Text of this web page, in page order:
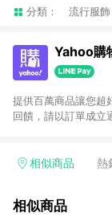
分類： 流行服飾
Yahoo購
提供百萬商品讓您超
回饋，請以訂單成立通知為準 1. 請注意以下
電玩/遊戲/相機/單
的購回饋活動享
相似商品 熱
相似商品